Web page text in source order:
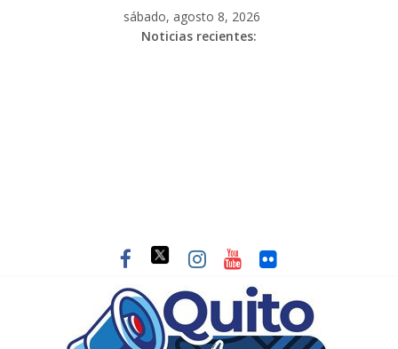
sábado, agosto 8, 2026
Noticias recientes: